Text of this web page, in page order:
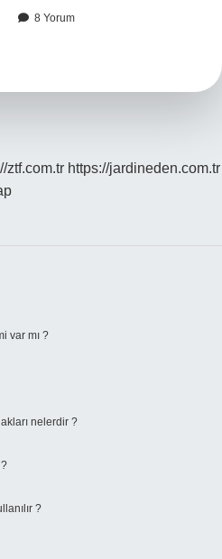
8 Yorum
ztf.com.tr https://jardineden.com.tr
var mı ?
nelerdir ?
?